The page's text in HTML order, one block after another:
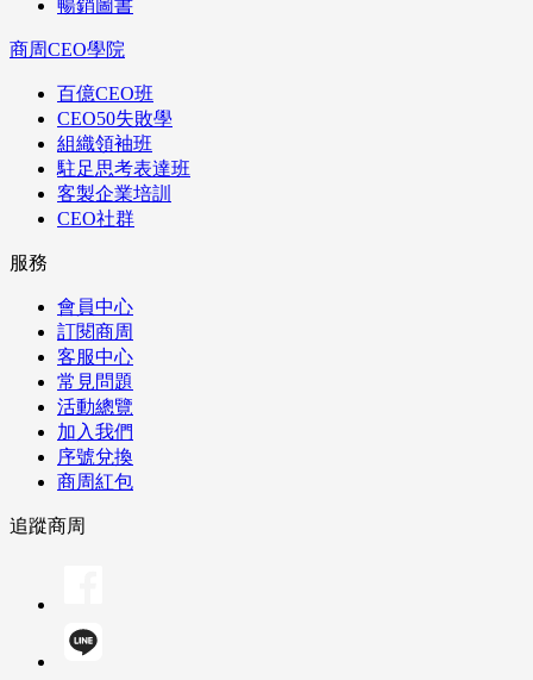
暢銷圖書
商周CEO學院
百億CEO班
CEO50失敗學
組織領袖班
駐足思考表達班
客製企業培訓
CEO社群
服務
會員中心
訂閱商周
客服中心
常見問題
活動總覽
加入我們
序號兌換
商周紅包
追蹤商周